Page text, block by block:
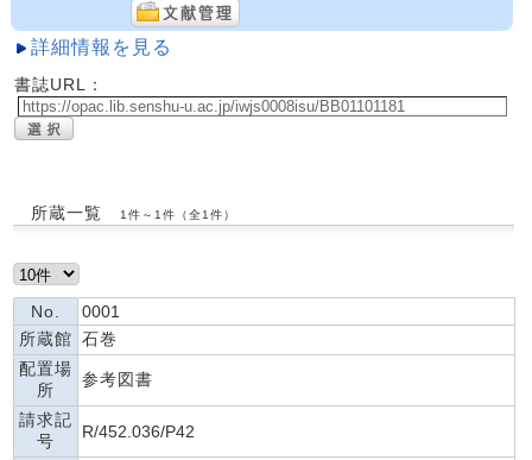
詳細情報を見る
書誌URL：
所蔵一覧 1件～1件（全1件）
No.
0001
所蔵館 石巻
配置場
所
参考図書
請求記
号
R/452.036/P42